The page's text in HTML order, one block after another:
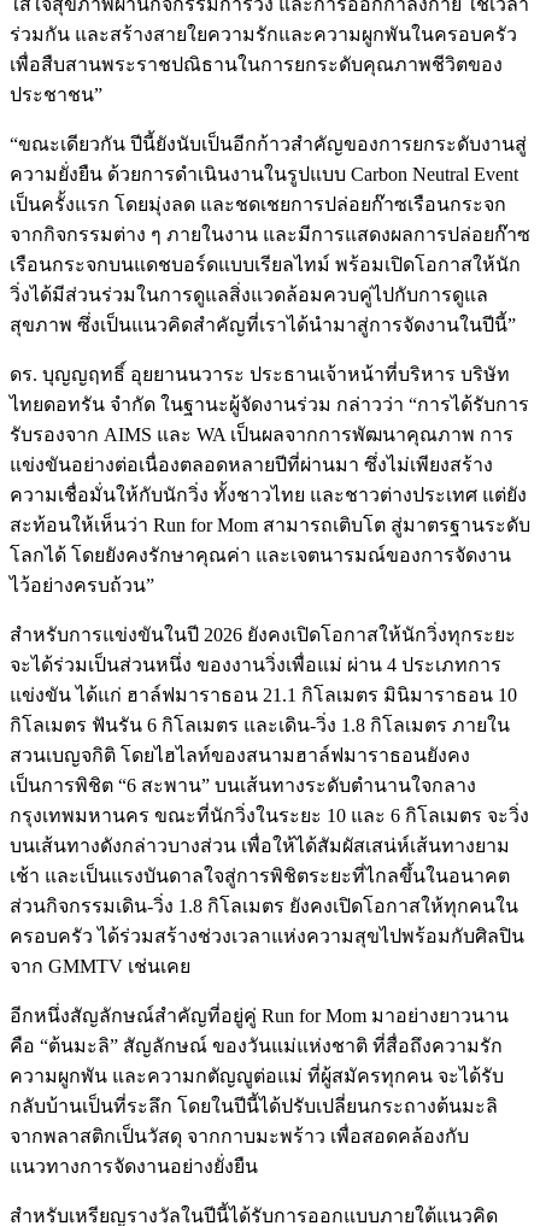
ร่วมกัน และสร้างสายใยความรักและความผูกพันในครอบครัว
เพื่อสืบสานพระราชปณิธานในการยกระดับคุณภาพชีวิตของ
ประชาชน”
“ขณะเดียวกัน ปีนี้ยังนับเป็นอีกก้าวสำคัญของการยกระดับงานสู่
ความยั่งยืน ด้วยการดำเนินงานในรูปแบบ Carbon Neutral Event
เป็นครั้งแรก โดยมุ่งลด และชดเชยการปล่อยก๊าซเรือนกระจก
จากกิจกรรมต่าง ๆ ภายในงาน และมีการแสดงผลการปล่อยก๊าซ
เรือนกระจกบนแดชบอร์ดแบบเรียลไทม์ พร้อมเปิดโอกาสให้นัก
วิ่งได้มีส่วนร่วมในการดูแลสิ่งแวดล้อมควบคู่ไปกับการดูแล
สุขภาพ ซึ่งเป็นแนวคิดสำคัญที่เราได้นำมาสู่การจัดงานในปีนี้”
ดร. บุญญฤทธิ์ อุยยานนวาระ ประธานเจ้าหน้าที่บริหาร บริษัท
ไทยดอทรัน จำกัด ในฐานะผู้จัดงานร่วม กล่าวว่า “การได้รับการ
รับรองจาก AIMS และ WA เป็นผลจากการพัฒนาคุณภาพ การ
แข่งขันอย่างต่อเนื่องตลอดหลายปีที่ผ่านมา ซึ่งไม่เพียงสร้าง
ความเชื่อมั่นให้กับนักวิ่ง ทั้งชาวไทย และชาวต่างประเทศ แต่ยัง
สะท้อนให้เห็นว่า Run for Mom สามารถเติบโต สู่มาตรฐานระดับ
โลกได้ โดยยังคงรักษาคุณค่า และเจตนารมณ์ของการจัดงาน
ไว้อย่างครบถ้วน”
สำหรับการแข่งขันในปี 2026 ยังคงเปิดโอกาสให้นักวิ่งทุกระยะ
จะได้ร่วมเป็นส่วนหนึ่ง ของงานวิ่งเพื่อแม่ ผ่าน 4 ประเภทการ
แข่งขัน ได้แก่ ฮาล์ฟมาราธอน 21.1 กิโลเมตร มินิมาราธอน 10
กิโลเมตร ฟันรัน 6 กิโลเมตร และเดิน-วิ่ง 1.8 กิโลเมตร ภายใน
สวนเบญจกิติ โดยไฮไลท์ของสนามฮาล์ฟมาราธอนยังคง
เป็นการพิชิต “6 สะพาน” บนเส้นทางระดับตำนานใจกลาง
กรุงเทพมหานคร ขณะที่นักวิ่งในระยะ 10 และ 6 กิโลเมตร จะวิ่ง
บนเส้นทางดังกล่าวบางส่วน เพื่อให้ได้สัมผัสเสน่ห์เส้นทางยาม
เช้า และเป็นแรงบันดาลใจสู่การพิชิตระยะที่ไกลขึ้นในอนาคต
ส่วนกิจกรรมเดิน-วิ่ง 1.8 กิโลเมตร ยังคงเปิดโอกาสให้ทุกคนใน
ครอบครัว ได้ร่วมสร้างช่วงเวลาแห่งความสุขไปพร้อมกับศิลปิน
จาก GMMTV เช่นเคย
อีกหนึ่งสัญลักษณ์สำคัญที่อยู่คู่ Run for Mom มาอย่างยาวนาน
คือ “ต้นมะลิ” สัญลักษณ์ ของวันแม่แห่งชาติ ที่สื่อถึงความรัก
ความผูกพัน และความกตัญญูต่อแม่ ที่ผู้สมัครทุกคน จะได้รับ
กลับบ้านเป็นที่ระลึก โดยในปีนี้ได้ปรับเปลี่ยนกระถางต้นมะลิ
จากพลาสติกเป็นวัสดุ จากกาบมะพร้าว เพื่อสอดคล้องกับ
แนวทางการจัดงานอย่างยั่งยืน
สำหรับเหรียญรางวัลในปีนี้ได้รับการออกแบบภายใต้แนวคิด